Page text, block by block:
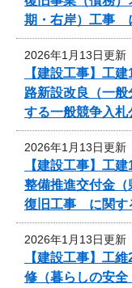
期・右岸）工事
2026年1月13日更新
【建設工事】工
路新設改良（一
する一般競争入札
2026年1月13日更新
【建設工事】工
整備推進交付金
復旧工事 に関す
2026年1月13日更新
【建設工事】工
修（暮らしの安